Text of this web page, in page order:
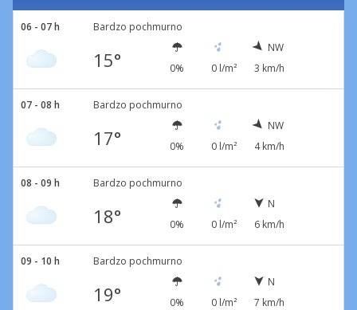
06 - 07 h Bardzo pochmurno
15° 0% 0 l/m²
NW
3 km/h
07 - 08 h Bardzo pochmurno
17° 0% 0 l/m²
NW
4 km/h
08 - 09 h Bardzo pochmurno
18° 0% 0 l/m²
N
6 km/h
09 - 10 h Bardzo pochmurno
19° 0% 0 l/m²
N
7 km/h